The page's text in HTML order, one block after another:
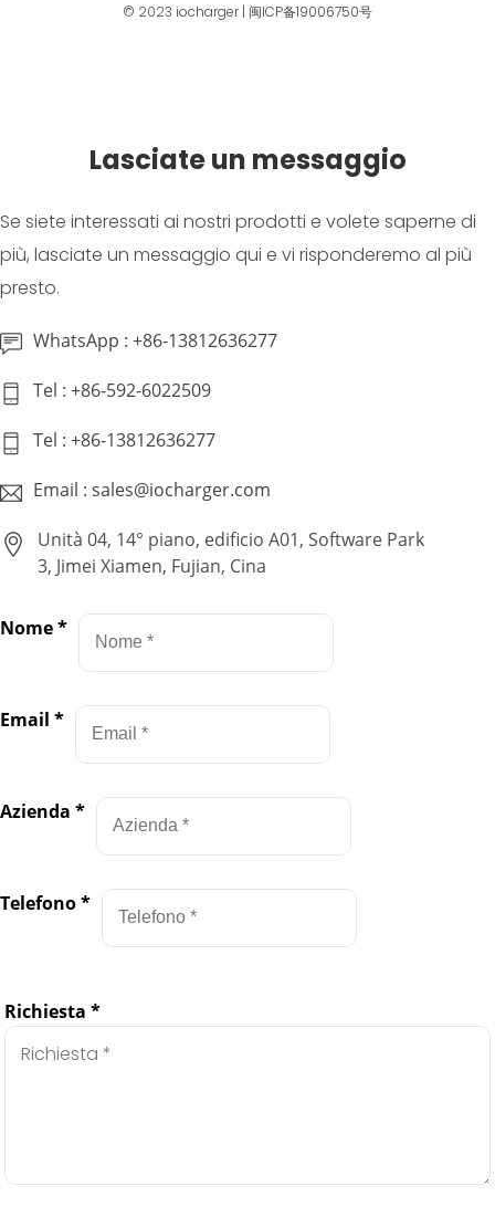
© 2023 iocharger| 闽ICP备19006750号
Lasciate un messaggio
Se siete interessati ai nostri prodotti e volete saperne di
più, lasciate un messaggio qui e vi risponderemo al più
presto.
WhatsApp : +86-13812636277
Tel : +86-592-6022509
Tel : +86-13812636277
Email : sales@iocharger.com
Unità 04, 14° piano, edificio A01, Software Park
3, Jimei Xiamen, Fujian, Cina
Nome*
Email *
Azienda *
Telefono*
Richiesta*